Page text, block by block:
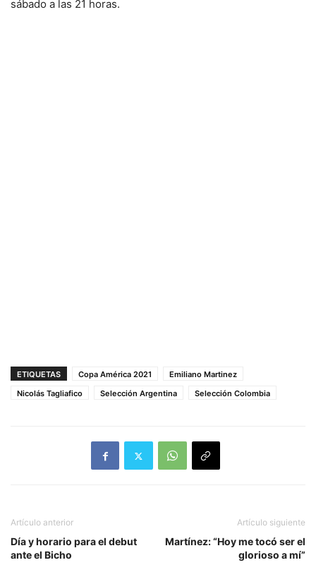
sábado a las 21 horas.
ETIQUETAS Copa América 2021
Emiliano Martinez
Nicolás Tagliafico
Selección Argentina Selección Colombia
Artículo anterior
Día y horario para el debut
ante el Bicho
Artículo siguiente
Martínez: “Hoy me tocó ser el
glorioso a mí”